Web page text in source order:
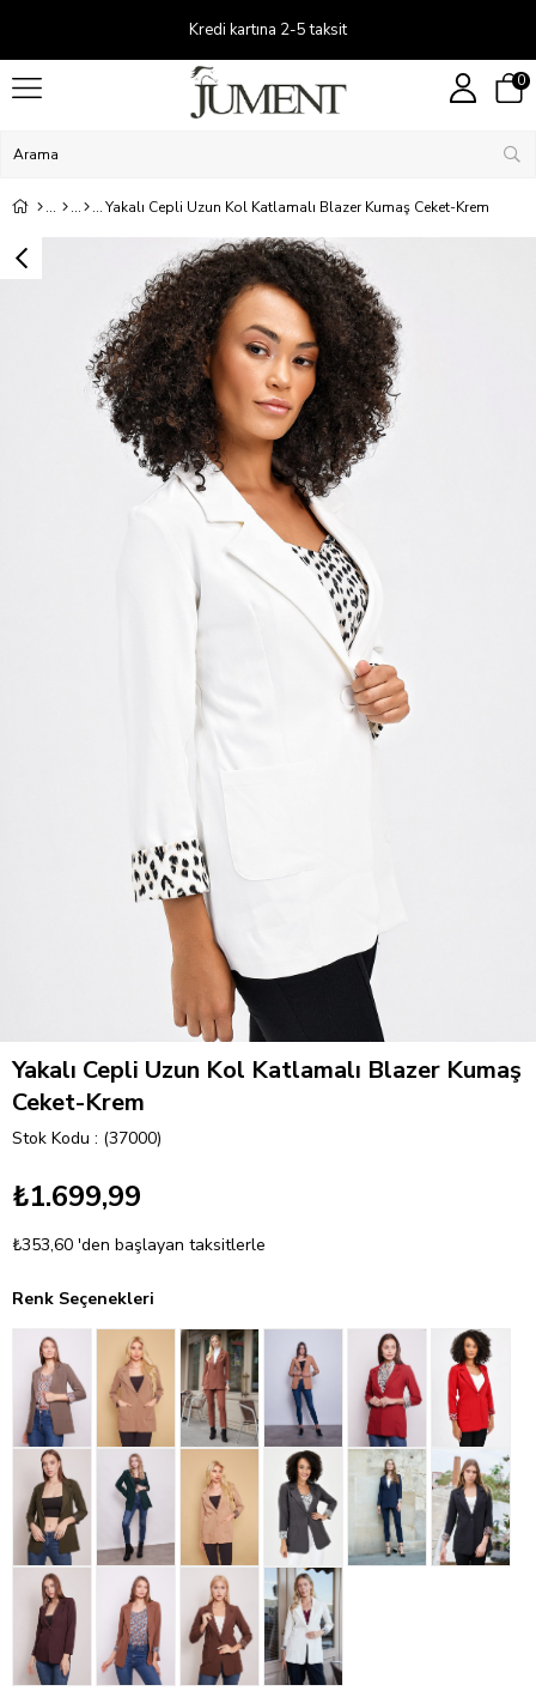
Kredi kartına 2-5 taksit
0
Yakalı Cepli Uzun Kol Katlamalı Blazer Kumaş Ceket-Krem
Yakalı Cepli Uzun Kol Katlamalı Blazer Kumaş
Ceket-Krem
Stok Kodu (37000)
₺1.699,99
₺353,60 'den başlayan taksitlerle
Renk Seçenekleri